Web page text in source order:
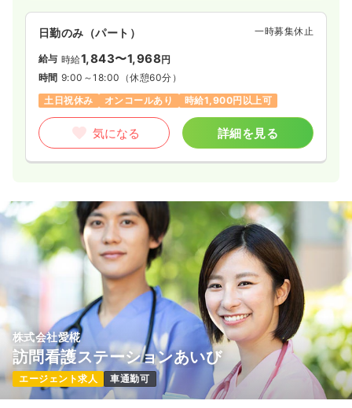
日勤のみ（パート） 一時募集休止
給与 時給1,843〜1,968円
時間 9:00～18:00 （休憩60分）
土日祝休み
オンコールあり 時給1,900円以上可
気になる 詳細を見る
株式会社愛椛
訪問看護ステーションあいび
エージェント求人 車通勤可